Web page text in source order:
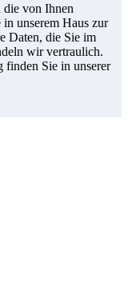
die von Ihnen
in unserem Haus zur
Daten, die Sie im
wir vertraulich.
finden Sie in unserer